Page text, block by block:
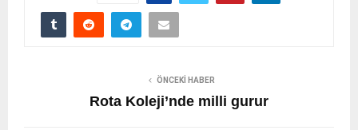
ÖNCEKI HABER
Rota Koleji’nde milli gurur